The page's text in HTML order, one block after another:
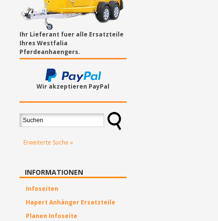
Ihr Lieferant fuer alle Ersatzteile
Ihres Westfalia
Pferdeanhaengers.
Wir akzeptieren PayPal
Erweiterte Suche »
INFORMATIONEN
Infoseiten
Hapert Anhänger Ersatzteile
Planen Infoseite